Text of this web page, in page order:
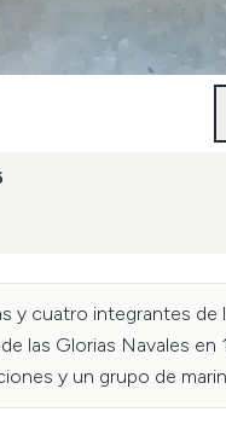
cuatro integrantes de
Glorias Navales
y un grupo de